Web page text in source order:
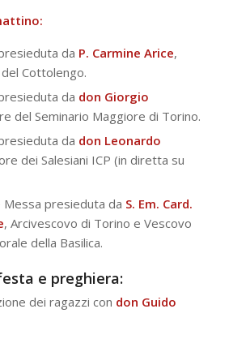
da P. Carmine Arice,
Cottolengo.
da don Giorgio
del Seminario Maggiore di Torino.
da don Leonardo
dei Salesiani ICP (in diretta su
Messa presieduta da S. Em. Card.
, Arcivescovo di Torino e Vescovo
della Basilica.
e preghiera:
dei ragazzi con don Guido